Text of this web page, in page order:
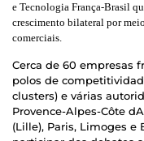
e Tecnologia França-Brasil
crescimento bilateral por
comerciais.
Cerca de 60 empresas
polos de
clusters) e várias
Provence-Alpes-Côte
(Lille), Paris, Limoges e